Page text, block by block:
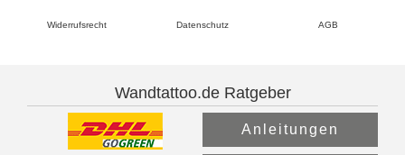
Widerrufsrecht Datenschutz AGB
Wandtattoo.de Ratgeber
Anleitungen